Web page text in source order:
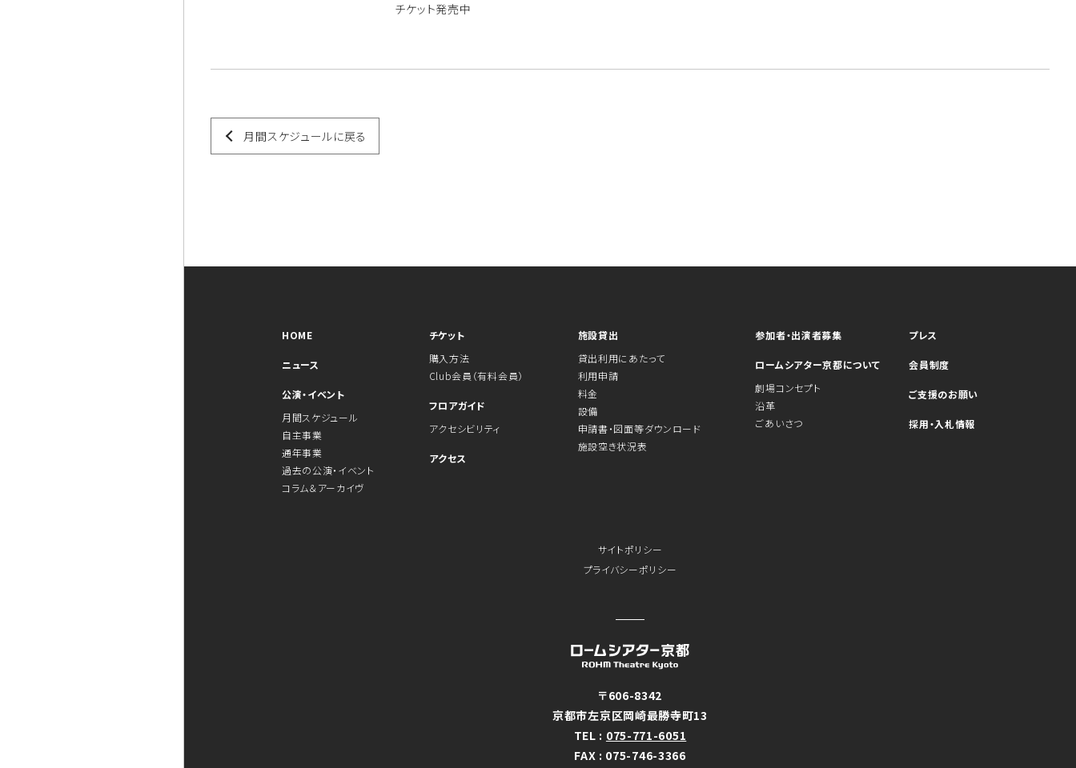
チケット発売中
月間スケジュールに戻る
HOME
ニュース
公演・イベント
月間スケジュール
自主事業
通年事業
過去の公演・イベント
コラム＆アーカイヴ
チケット
購入方法
Club会員（有料会員）
フロアガイド
アクセシビリティ
アクセス
施設貸出
貸出利用にあたって
利用申請
料金
設備
申請書・図面等ダウンロード
施設空き状況表
参加者・出演者募集
ロームシアター京都について
劇場コンセプト
沿革
ごあいさつ
プレス
会員制度
ご支援のお願い
採用・入札情報
サイトポリシー
プライバシーポリシー
〒606-8342
京都市左京区岡崎最勝寺町13
TEL : 075-771-6051
FAX : 075-746-3366